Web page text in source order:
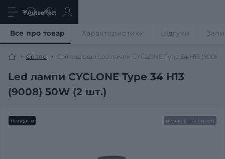
Світло Світлодіодні Led лампи CYCLONE Type 34 H13 (9008)
Led лампи CYCLONE Type 34 H13
(9008) 50W (2 шт.)
Все про товар Характеристики Відгуки
продано немає в наявності